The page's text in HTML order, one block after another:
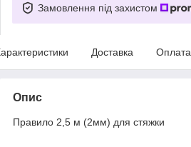
Замовлення під захистом
Доставка Оплата
Опис
Правило 2,5 м (2мм) для стяжки